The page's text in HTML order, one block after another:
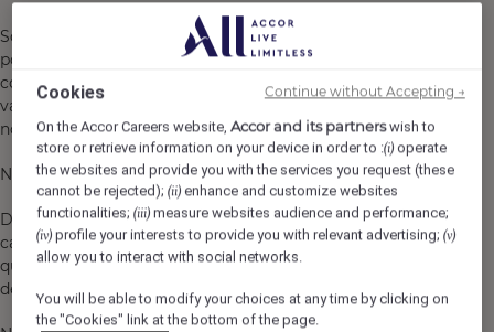
Somos uma empresa que valoriza o trabalho em equipe,
pois através da colaboração podemos aprender e
conquistar os melhores resultados. Acolhemos e
valorizamos ideias para transformar positivamente
nossas realidades.
Nosso compromisso com a Diversidade & Inclusão:
Diversidade & Inclusão para a Accor significa acolher
cada um e respeitar suas diferenças, priorizando apenas
qualidades e habilidades na ampliação de oportunidades
de emprego e desenvolvimento.
Cookies
On the Accor Careers website,Accor and its partnerswish to
store or retrieve information on your device in order to :(i) operate
the websites and provide you with the services you request (these
cannot be rejected);(ii) enhance and customize websites
functionalities;(iii) measure websites audience and performance;
(iv) profile your interests to provide you with relevant advertising;(v)
allow you to interact with social networks.
You will be able to modify your choices at any time by clicking on
the "Cookies" link at the bottom of the page.
Continue without Accepting →